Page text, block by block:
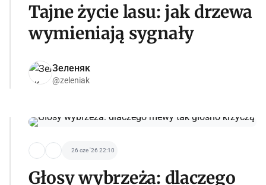
Tajne życie lasu: jak drzewa
wymieniają sygnały
Зеленяк
@zeleniak
26 cze '26 22:10
Głosy wybrzeża: dlaczego